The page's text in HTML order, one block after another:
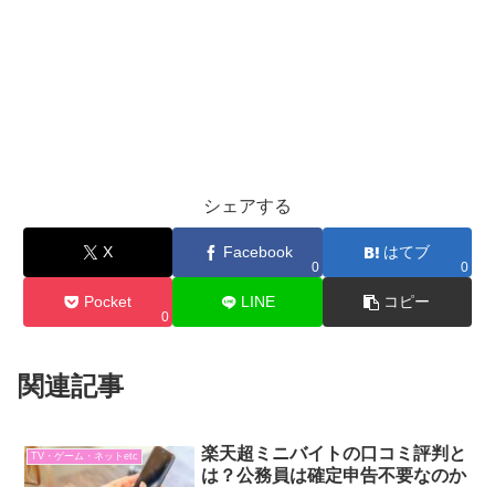
シェアする
X Facebook
0
はてブ
0
Pocket
0
LINE コピー
関連記事
TV・ゲーム・ネットetc
楽天超ミニバイトの口コミ評判と
は？公務員は確定申告不要なのか